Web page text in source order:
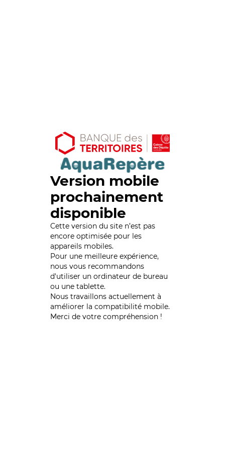
Version mobile
prochainement
disponible
Cette version du site n’est pas
encore optimisée pour les
appareils mobiles.
Pour une meilleure expérience,
nous vous recommandons
d'utiliser un ordinateur de bureau
ou une tablette.
Nous travaillons actuellement à
améliorer la compatibilité mobile.
Merci de votre compréhension !